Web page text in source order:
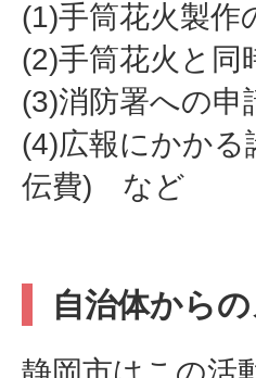
(1)手筒花火製作
(2)手筒花火と同
(3)消防署への申
(4)広報にかかる
伝費) など
自治体から